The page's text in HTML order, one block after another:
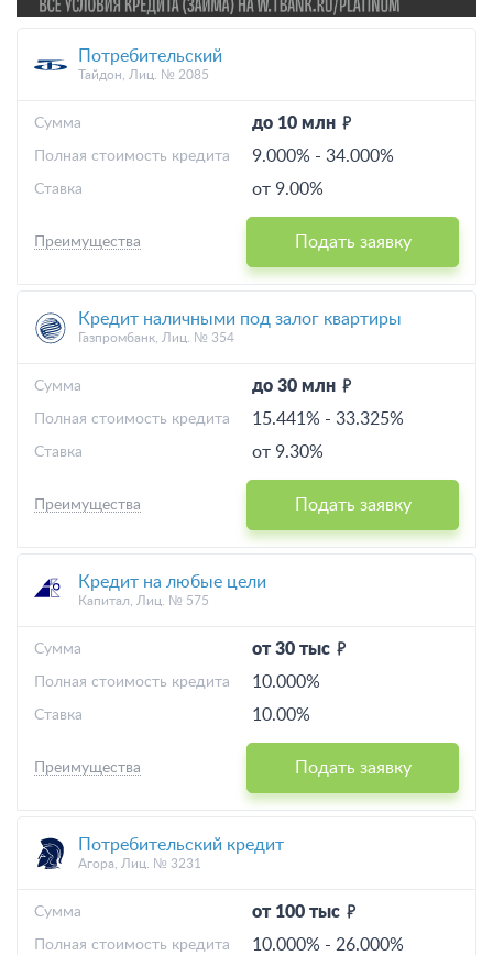
Потребительский
Тайдон, Лиц. № 2085
до 10 млн
Cумма
9.000% - 34.000%
Полная стоимость кредита
от 9.00%
Ставка
Подать заявку
Преимущества
Кредит наличными под залог квартиры
Газпромбанк, Лиц. № 354
до 30 млн
Cумма
15.441% - 33.325%
Полная стоимость кредита
от 9.30%
Ставка
Подать заявку
Преимущества
Кредит на любые цели
Капитал, Лиц. № 575
от 30 тыс
Cумма
10.000%
Полная стоимость кредита
10.00%
Ставка
Подать заявку
Преимущества
Потребительский кредит
Агора, Лиц. № 3231
от 100 тыс
Cумма
10.000% - 26.000%
Полная стоимость кредита